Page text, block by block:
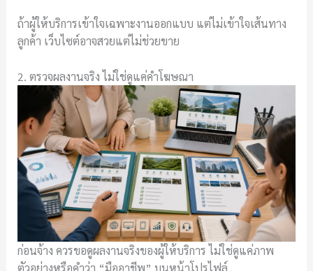
ถ้าผู้ให้บริการเข้าใจเฉพาะงานออกแบบ แต่ไม่เข้าใจเส้นทาง
ลูกค้า เว็บไซต์อาจสวยแต่ไม่ช่วยขาย
2. ตรวจผลงานจริง ไม่ใช่ดูแค่คำโฆษณา
ก่อนจ้าง ควรขอดูผลงานจริงของผู้ให้บริการ ไม่ใช่ดูแค่ภาพ
ตัวอย่างหรือคำว่า “มืออาชีพ” บนหน้าโปรไฟล์